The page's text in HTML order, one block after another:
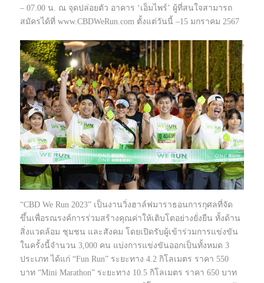
– 07.00 น. ณ จุดปล่อยตัว อาคาร ‘เอ็มไพร์’ ผู้ที่สนใจสามารถ
สมัครได้ที่ www.CBDWeRun.com ตั้งแต่วันนี้ –15 มกราคม 2567
“CBD We Run 2023” เป็นงานวิ่งฮาล์ฟมาราธอนการกุศลที่จัด
ขึ้นเพื่อรณรงค์การร่วมสร้างคุณค่าให้เติบโตอย่างยั่งยืน ทั้งด้าน
สิ่งแวดล้อม ชุมชน และสังคม โดยเปิดรับผู้เข้าร่วมการแข่งขัน
ในครั้งนี้จำนวน 3,000 คน แบ่งการแข่งขันออกเป็นทั้งหมด 3
ประเภท ได้แก่ “Fun Run” ระยะทาง 4.2 กิโลเมตร ราคา 550
บาท “Mini Marathon” ระยะทาง 10.5 กิโลเมตร ราคา 650 บาท